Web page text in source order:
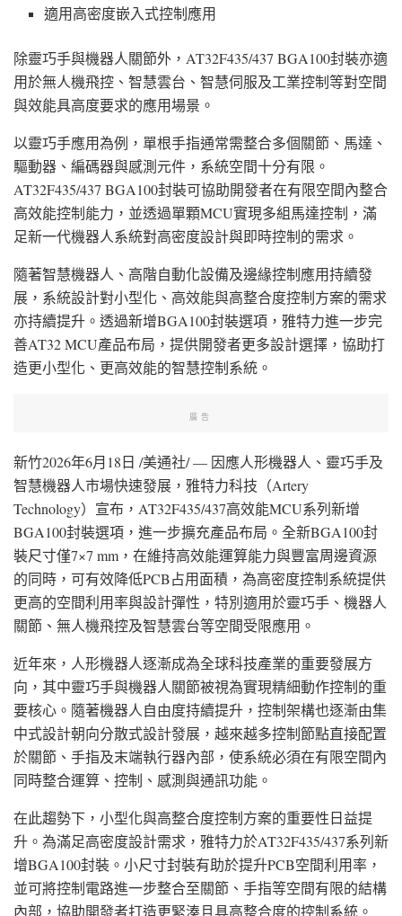
適用高密度嵌入式控制應用
除靈巧手與機器人關節外，AT32F435/437 BGA100封裝亦適
用於無人機飛控、智慧雲台、智慧伺服及工業控制等對空間
與效能具高度要求的應用場景。
以靈巧手應用為例，單根手指通常需整合多個關節、馬達、
驅動器、編碼器與感測元件，系統空間十分有限。
AT32F435/437 BGA100封裝可協助開發者在有限空間內整合
高效能控制能力，並透過單顆MCU實現多組馬達控制，滿
足新一代機器人系統對高密度設計與即時控制的需求。
隨著智慧機器人、高階自動化設備及邊緣控制應用持續發
展，系統設計對小型化、高效能與高整合度控制方案的需求
亦持續提升。透過新增BGA100封裝選項，雅特力進一步完
善AT32 MCU產品布局，提供開發者更多設計選擇，協助打
造更小型化、更高效能的智慧控制系統。
廣告
新竹2026年6月18日 /美通社/ — 因應人形機器人、靈巧手及
智慧機器人市場快速發展，雅特力科技（Artery
Technology）宣布，AT32F435/437高效能MCU系列新增
BGA100封裝選項，進一步擴充產品布局。全新BGA100封
裝尺寸僅7×7 mm，在維持高效能運算能力與豐富周邊資源
的同時，可有效降低PCB占用面積，為高密度控制系統提供
更高的空間利用率與設計彈性，特別適用於靈巧手、機器人
關節、無人機飛控及智慧雲台等空間受限應用。
近年來，人形機器人逐漸成為全球科技產業的重要發展方
向，其中靈巧手與機器人關節被視為實現精細動作控制的重
要核心。隨著機器人自由度持續提升，控制架構也逐漸由集
中式設計朝向分散式設計發展，越來越多控制節點直接配置
於關節、手指及末端執行器內部，使系統必須在有限空間內
同時整合運算、控制、感測與通訊功能。
在此趨勢下，小型化與高整合度控制方案的重要性日益提
升。為滿足高密度設計需求，雅特力於AT32F435/437系列新
增BGA100封裝。小尺寸封裝有助於提升PCB空間利用率，
並可將控制電路進一步整合至關節、手指等空間有限的結構
內部，協助開發者打造更緊湊且具高整合度的控制系統。